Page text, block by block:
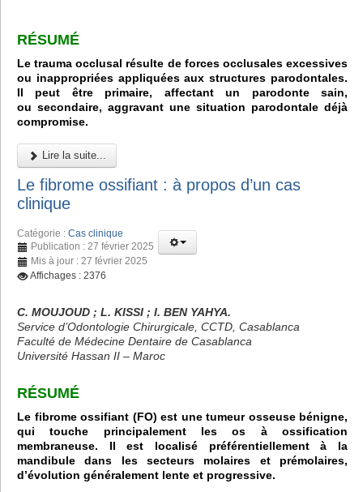
RÉSUMÉ
Le trauma occlusal résulte de forces occlusales excessives
ou inappropriées appliquées aux structures parodontales.
Il peut être primaire, affectant un parodonte sain,
ou secondaire, aggravant une situation parodontale déjà
compromise.
Lire la suite...
Le fibrome ossifiant : à propos d’un cas
clinique
Catégorie : Cas clinique
Publication : 27 février 2025
Mis à jour : 27 février 2025
Affichages : 2376
C. MOUJOUD ; L. KISSI ; I. BEN YAHYA.
Service d’Odontologie Chirurgicale, CCTD, Casablanca
Faculté de Médecine Dentaire de Casablanca
Université Hassan II – Maroc
RÉSUMÉ
Le fibrome ossifiant (FO) est une tumeur osseuse bénigne,
qui touche principalement les os à ossification
membraneuse. Il est localisé préférentiellement à la
mandibule dans les secteurs molaires et prémolaires,
d’évolution généralement lente et progressive.